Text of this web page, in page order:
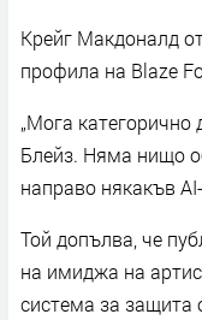
Крейг Макдоналд
профила на Blaze
„Мога категорично
Блейз. Няма нищо
направо някакъв
Той допълва, че
на имиджа на
система за защита